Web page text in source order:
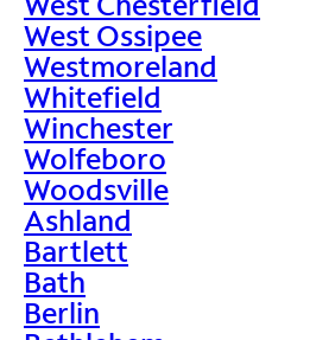
West Ossipee
Westmoreland
Whitefield
Winchester
Wolfeboro
Woodsville
Ashland
Bartlett
Bath
Berlin